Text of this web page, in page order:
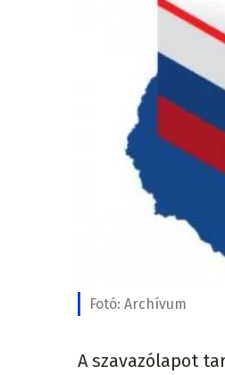
Fotó: Archívum
A szavazólapot